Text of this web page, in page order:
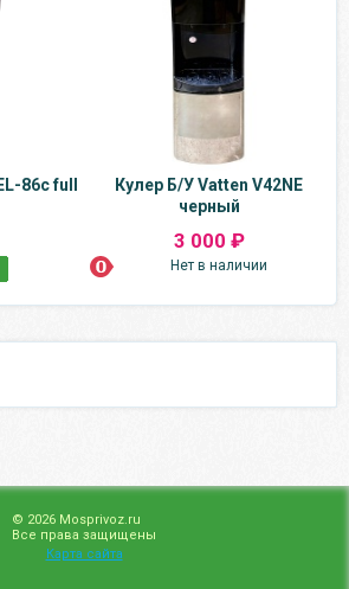
86c full
Кулер Б/У Vatten V42NE
черный
3 000 ₽
Нет в наличии
© 2026 Mosprivoz.ru
Все права защищены
Карта сайта